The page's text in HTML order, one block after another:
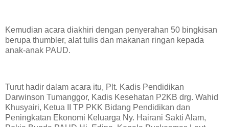
Kemudian acara diakhiri dengan penyerahan 50 bingkisan
berupa thumbler, alat tulis dan makanan ringan kepada
anak-anak PAUD.
Turut hadir dalam acara itu, Plt. Kadis Pendidikan
Darwinson Tumanggor, Kadis Kesehatan P2KB drg. Wahid
Khusyairi, Ketua II TP PKK Bidang Pendidikan dan
Peningkatan Ekonomi Keluarga Ny. Hairani Sakti Alam,